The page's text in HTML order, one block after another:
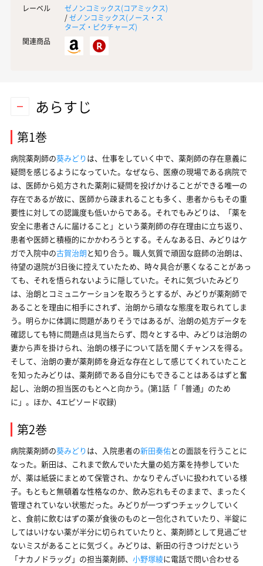
レーベル
ゼノンコミックス(コアミックス)
/ゼノンコミックス(ノース・ス
ターズ・ピクチャーズ)
関連商品
あらすじ
第1巻
病院薬剤師の葵みどりは、仕事をしていく中で、薬剤師の存在意義に
疑問を感じるようになっていた。なぜなら、医療の現場である病院で
は、医師から処方された薬剤に疑問を投げかけることができる唯一の
存在であるが故に、医師から疎まれることも多く、患者からもその重
要性に対しての認識度も低いからである。それでもみどりは、「薬を
安全に患者さんに届けること」という薬剤師の存在理由に立ち返り、
患者や医師と積極的にかかわろうとする。そんなある日、みどりはケ
ガで入院中の古賀治朗と知り合う。職人気質で頑固な庭師の治朗は、
待望の退院が3日後に控えていたため、時々具合が悪くなることがあっ
ても、それを悟られないように隠していた。それに気づいたみどり
は、治朗とコミュニケーションを取ろうとするが、みどりが薬剤師で
あることを理由に相手にされず、治朗から頑なな態度を取られてしま
う。明らかに体調に問題がありそうではあるが、治朗の処方データを
確認しても特に問題点は見当たらず、悶々とする中、みどりは治朗の
妻から声を掛けられ、治朗の様子について話を聞くチャンスを得る。
そして、治朗の妻が薬剤師を身近な存在として感じてくれていたこと
を知ったみどりは、薬剤師である自分にもできることはあるはずと奮
起し、治朗の担当医のもとへと向かう。(第1話「「普通」のため
に」。ほか、4エピソード収録)
第2巻
病院薬剤師の葵みどりは、入院患者の新田奏佑との面談を行うことに
なった。新田は、これまで飲んでいた大量の処方薬を持参していた
が、薬は紙袋にまとめて保管され、かなりぞんざいに扱われている様
子。もともと無頓着な性格なのか、飲み忘れもそのままで、まったく
管理されていない状態だった。みどりが一つずつチェックしていく
と、食前に飲むはずの薬が食後のものと一包化されていたり、半錠に
してはいけない薬が半分に切られていたりと、薬剤師として見過ごせ
ないミスがあることに気づく。みどりは、新田の行きつけだという
「ナカノドラッグ」の担当薬剤師、 小野塚綾に電話で問い合わせる